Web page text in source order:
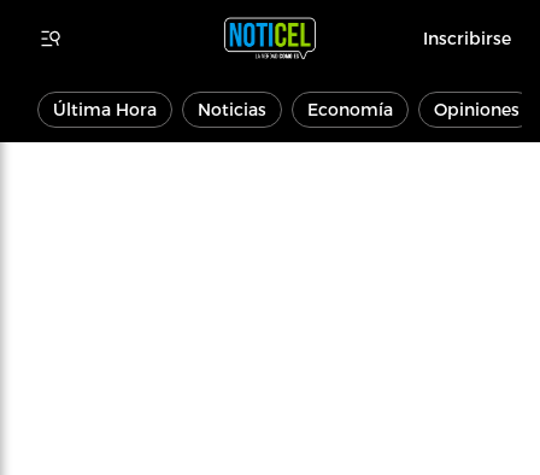
Inscribirse
Última Hora Noticias Economía Opiniones